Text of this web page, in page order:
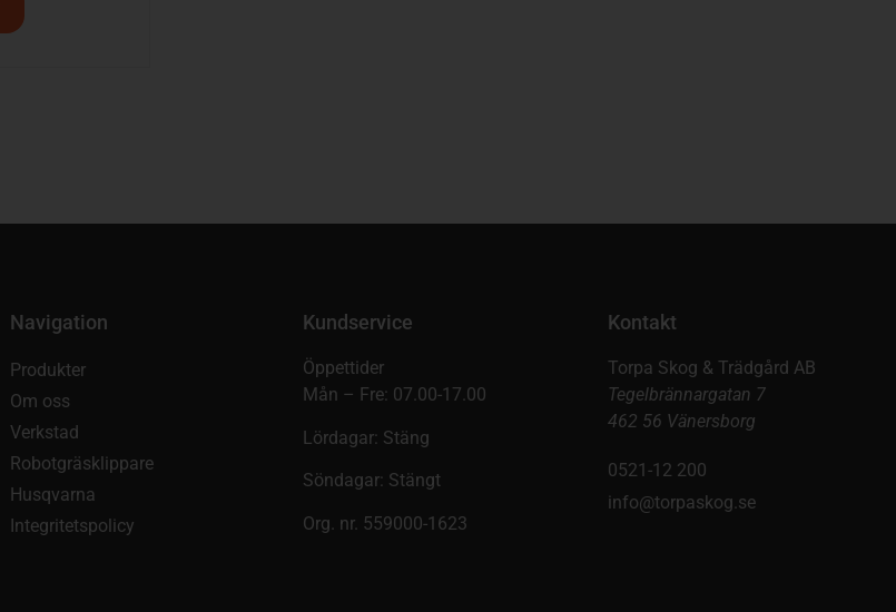
Navigation
Produkter
Om oss
Verkstad
Robotgräsklippare
Husqvarna
Integritetspolicy
Kundservice
Öppettider
Mån – Fre: 07.00-17.00
Lördagar: Stäng
Söndagar: Stängt
Org. nr. 559000-1623
Kontakt
Torpa Skog & Trädgård AB
Tegelbrännargatan 7
462 56 Vänersborg
0521-12 200
info@torpaskog.se